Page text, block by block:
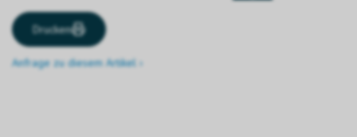
Drucken
Anfrage zu diesem Artikel ›